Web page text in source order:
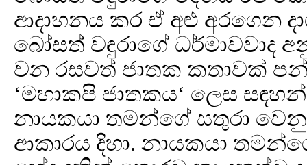
ආදාහනය කර ඒ අළු අරගෙන
බෝසත් වඳුරාගේ ධර්මාවවාද
වන රසවත් ජාතක කතාවක්
‘මහාකපි ජාතකය‘ ලෙස
නායකයා තමන්ගේ සතුරා
ආකාරය දිහා. නායකයා